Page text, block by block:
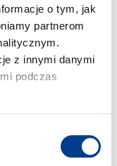
o tym, jak
partnerom
z innymi danymi
podczas